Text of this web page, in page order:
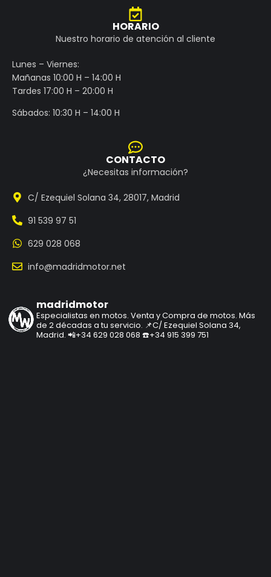
HORARIO
Nuestro horario de atención al cliente
Lunes – Viernes:
Mañanas 10:00 H – 14:00 H
Tardes 17:00 H – 20:00 H
Sábados: 10:30 H – 14:00 H
CONTACTO
¿Necesitas información?
C/ Ezequiel Solana 34, 28017, Madrid
91 539 97 51
629 028 068
info@madridmotor.net
madridmotor
Especialistas en motos. Venta y Compra de motos. Más
de 2 décadas a tu servicio. 📌C/ Ezequiel Solana 34,
Madrid. 📲+34 629 028 068 ☎️+34 915 399 751